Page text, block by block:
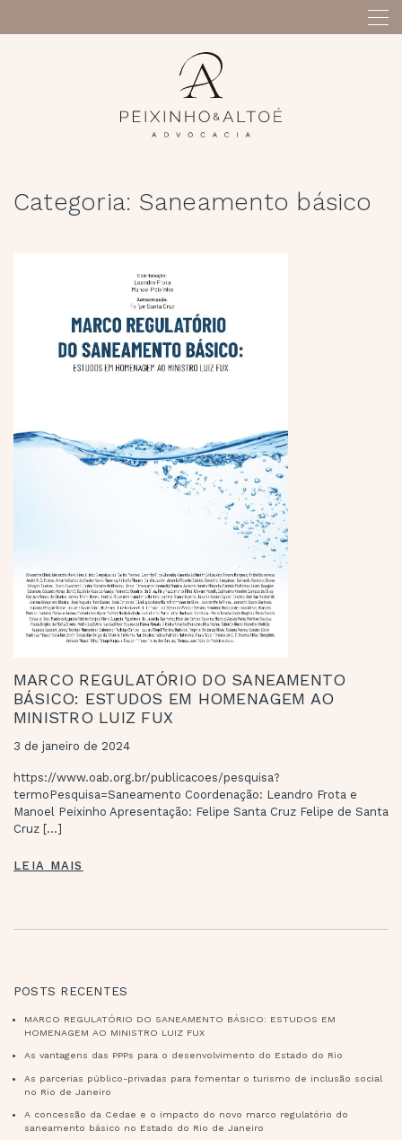
Categoria: Saneamento básico
MARCO REGULATÓRIO DO SANEAMENTO
BÁSICO: ESTUDOS EM HOMENAGEM AO
MINISTRO LUIZ FUX
3 de janeiro de 2024
https://www.oab.org.br/publicacoes/pesquisa?
termoPesquisa=Saneamento Coordenação: Leandro Frota e
Manoel Peixinho Apresentação: Felipe Santa Cruz Felipe de Santa
Cruz […]
LEIA MAIS
POSTS RECENTES
MARCO REGULATÓRIO DO SANEAMENTO BÁSICO: ESTUDOS EM
HOMENAGEM AO MINISTRO LUIZ FUX
As vantagens das PPPs para o desenvolvimento do Estado do Rio
As parcerias público-privadas para fomentar o turismo de inclusão social
no Rio de Janeiro
A concessão da Cedae e o impacto do novo marco regulatório do
saneamento básico no Estado do Rio de Janeiro